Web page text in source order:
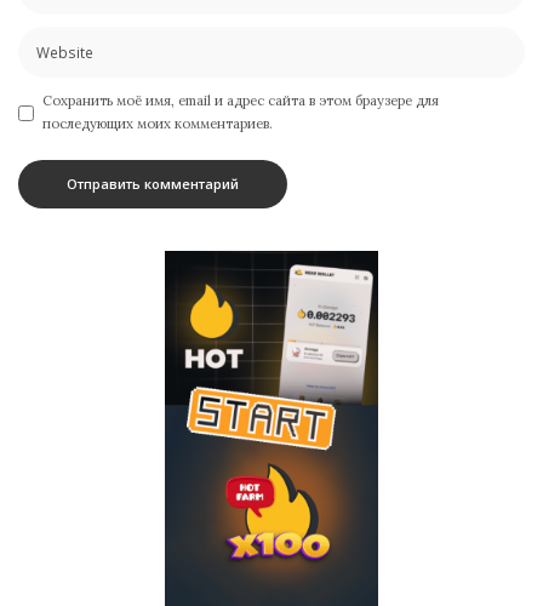
Сохранить моё имя, email и адрес сайта в этом браузере для
последующих моих комментариев.